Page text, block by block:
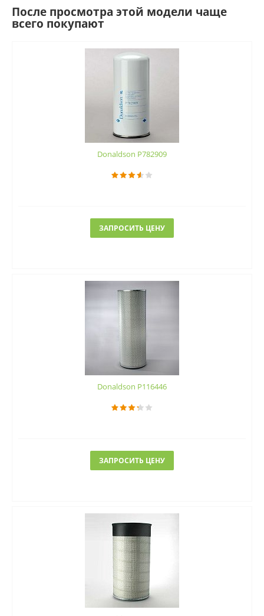
После просмотра этой модели чаще
всего покупают
Donaldson P782909
ЗАПРОСИТЬ ЦЕНУ
Donaldson P116446
ЗАПРОСИТЬ ЦЕНУ